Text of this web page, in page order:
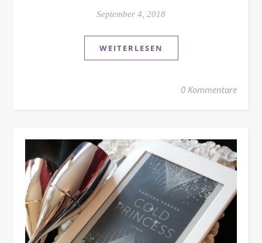
September 4, 2018
WEITERLESEN
0 Kommentare